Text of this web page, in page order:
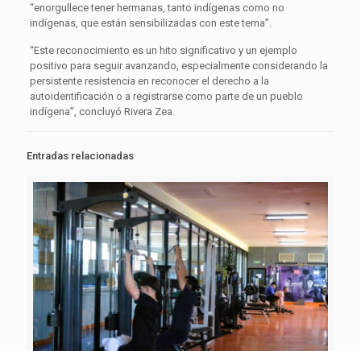
“enorgullece tener hermanas, tanto indígenas como no
indígenas, que están sensibilizadas con este tema”.
“Este reconocimiento es un hito significativo y un ejemplo
positivo para seguir avanzando, especialmente considerando la
persistente resistencia en reconocer el derecho a la
autoidentificación o a registrarse como parte de un pueblo
indígena”, concluyó Rivera Zea.
Entradas relacionadas